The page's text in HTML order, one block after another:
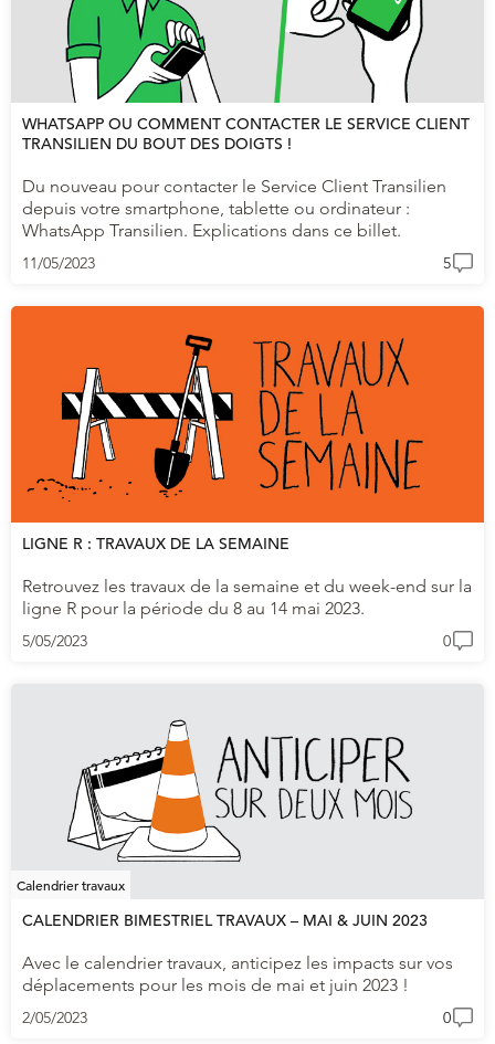
WHATSAPP OU COMMENT CONTACTER LE SERVICE CLIENT
TRANSILIEN DU BOUT DES DOIGTS !
Du nouveau pour contacter le Service Client Transilien
depuis votre smartphone, tablette ou ordinateur :
WhatsApp Transilien. Explications dans ce billet.
11/05/2023 5
LIGNE R : TRAVAUX DE LA SEMAINE
Retrouvez les travaux de la semaine et du week-end sur la
ligne R pour la période du 8 au 14 mai 2023.
5/05/2023 0
Calendrier travaux
CALENDRIER BIMESTRIEL TRAVAUX – MAI & JUIN 2023
Avec le calendrier travaux, anticipez les impacts sur vos
déplacements pour les mois de mai et juin 2023 !
2/05/2023 0